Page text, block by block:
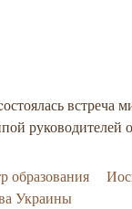
встреча
руководителей
образования
Украины